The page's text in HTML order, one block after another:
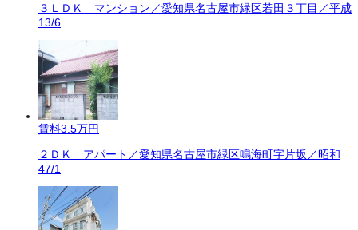
３ＬＤＫ マンション／愛知県名古屋市緑区若田３丁目／平成
13/6
賃料3.5万円
２ＤＫ アパート／愛知県名古屋市緑区鳴海町字片坂／昭和
47/1